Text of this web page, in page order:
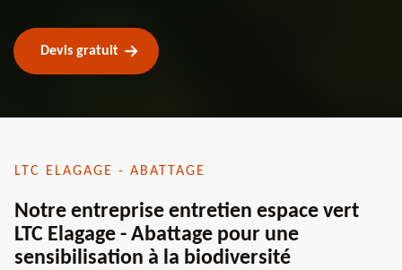
Devis gratuit
LTC ELAGAGE - ABATTAGE
Notre entreprise entretien espace vert
LTC Elagage - Abattage pour une
sensibilisation à la biodiversité